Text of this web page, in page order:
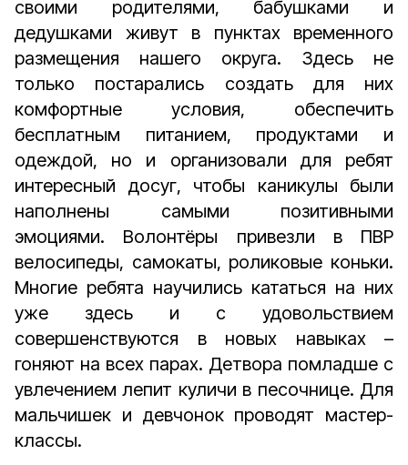
своими родителями, бабушками и
дедушками живут в пунктах временного
размещения нашего округа. Здесь не
только постарались создать для них
комфортные условия, обеспечить
бесплатным питанием, продуктами и
одеждой, но и организовали для ребят
интересный досуг, чтобы каникулы были
наполнены самыми позитивными
эмоциями. Волонтёры привезли в ПВР
велосипеды, самокаты, роликовые коньки.
Многие ребята научились кататься на них
уже здесь и с удовольствием
совершенствуются в новых навыках –
гоняют на всех парах. Детвора помладше с
увлечением лепит куличи в песочнице. Для
мальчишек и девчонок проводят мастер-
классы.